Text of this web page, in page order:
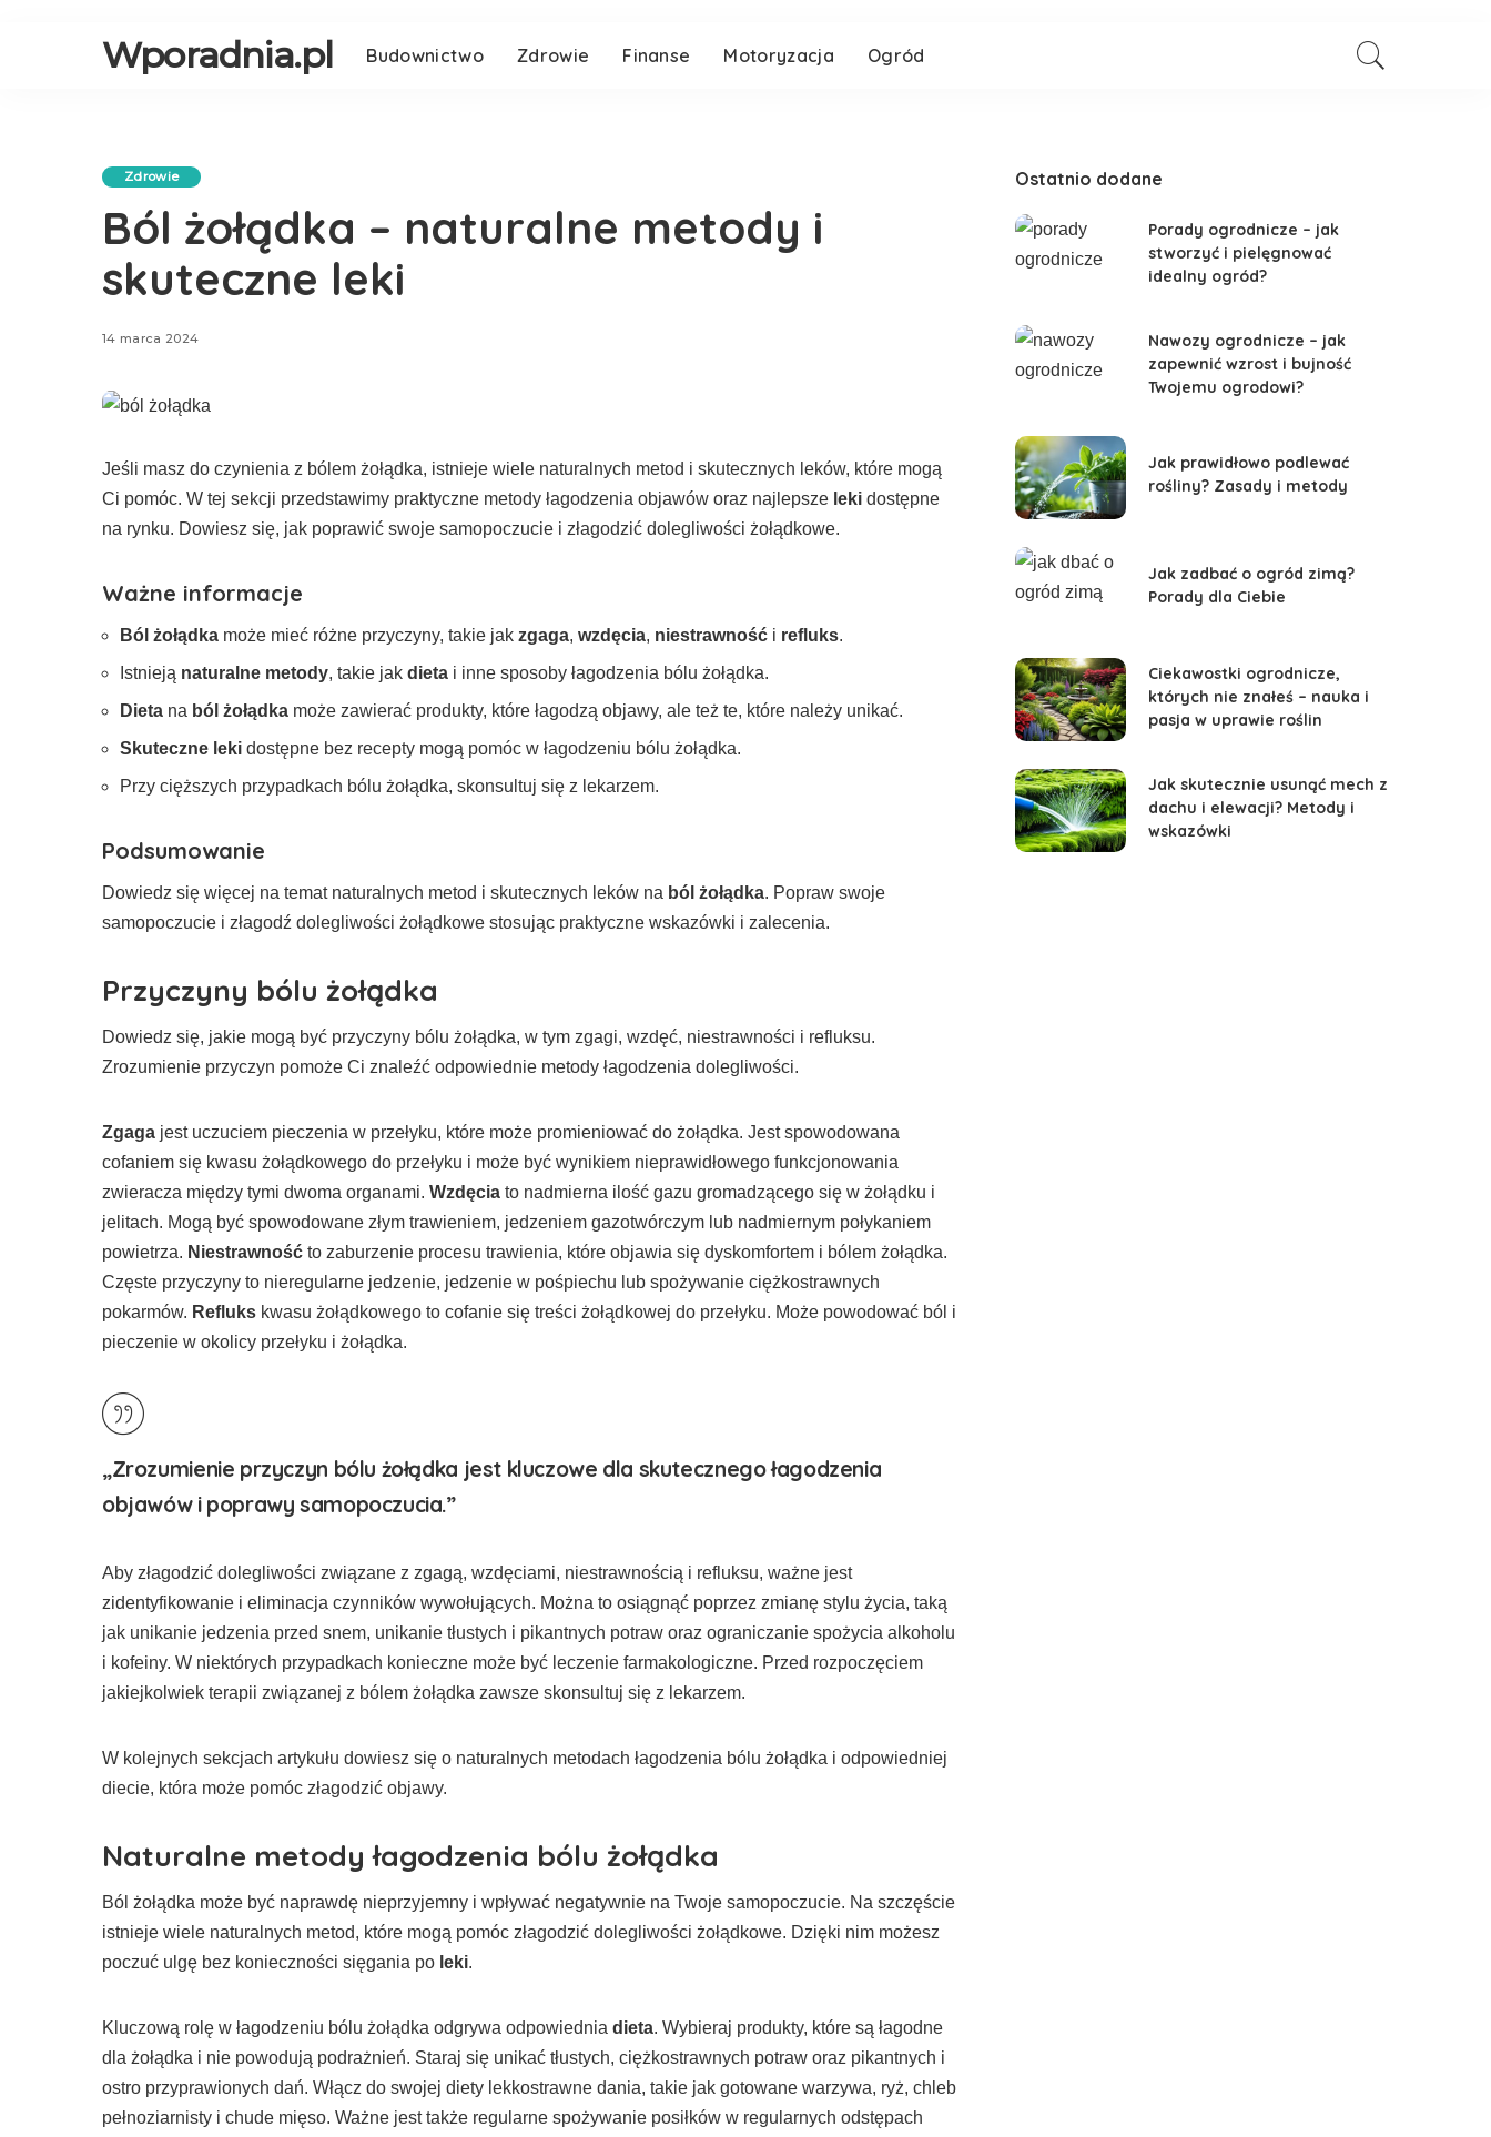
Wporadnia.pl Budownictwo Zdrowie Finanse Motoryzacja Ogród
Zdrowie
Ból żołądka – naturalne metody i
skuteczne leki
14 marca 2024
Jeśli masz do czynienia z bólem żołądka, istnieje wiele naturalnych metod i skutecznych leków, które mogą
Ci pomóc. W tej sekcji przedstawimy praktyczne metody łagodzenia objawów oraz najlepsze leki dostępne
na rynku. Dowiesz się, jak poprawić swoje samopoczucie i złagodzić dolegliwości żołądkowe.
Ważne informacje
Ból żołądka może mieć różne przyczyny, takie jak zgaga, wzdęcia, niestrawność i refluks.
Istnieją naturalne metody, takie jak dieta i inne sposoby łagodzenia bólu żołądka.
Dieta na ból żołądka może zawierać produkty, które łagodzą objawy, ale też te, które należy unikać.
Skuteczne leki dostępne bez recepty mogą pomóc w łagodzeniu bólu żołądka.
Przy cięższych przypadkach bólu żołądka, skonsultuj się z lekarzem.
Podsumowanie
Dowiedz się więcej na temat naturalnych metod i skutecznych leków na ból żołądka. Popraw swoje
samopoczucie i złagodź dolegliwości żołądkowe stosując praktyczne wskazówki i zalecenia.
Przyczyny bólu żołądka
Dowiedz się, jakie mogą być przyczyny bólu żołądka, w tym zgagi, wzdęć, niestrawności i refluksu.
Zrozumienie przyczyn pomoże Ci znaleźć odpowiednie metody łagodzenia dolegliwości.
Zgaga jest uczuciem pieczenia w przełyku, które może promieniować do żołądka. Jest spowodowana
cofaniem się kwasu żołądkowego do przełyku i może być wynikiem nieprawidłowego funkcjonowania
zwieracza między tymi dwoma organami. Wzdęcia to nadmierna ilość gazu gromadzącego się w żołądku i
jelitach. Mogą być spowodowane złym trawieniem, jedzeniem gazotwórczym lub nadmiernym połykaniem
powietrza. Niestrawność to zaburzenie procesu trawienia, które objawia się dyskomfortem i bólem żołądka.
Częste przyczyny to nieregularne jedzenie, jedzenie w pośpiechu lub spożywanie ciężkostrawnych
pokarmów. Refluks kwasu żołądkowego to cofanie się treści żołądkowej do przełyku. Może powodować ból i
pieczenie w okolicy przełyku i żołądka.
„Zrozumienie przyczyn bólu żołądka jest kluczowe dla skutecznego łagodzenia
objawów i poprawy samopoczucia.”
Aby złagodzić dolegliwości związane z zgagą, wzdęciami, niestrawnością i refluksu, ważne jest
zidentyfikowanie i eliminacja czynników wywołujących. Można to osiągnąć poprzez zmianę stylu życia, taką
jak unikanie jedzenia przed snem, unikanie tłustych i pikantnych potraw oraz ograniczanie spożycia alkoholu
i kofeiny. W niektórych przypadkach konieczne może być leczenie farmakologiczne. Przed rozpoczęciem
jakiejkolwiek terapii związanej z bólem żołądka zawsze skonsultuj się z lekarzem.
W kolejnych sekcjach artykułu dowiesz się o naturalnych metodach łagodzenia bólu żołądka i odpowiedniej
diecie, która może pomóc złagodzić objawy.
Naturalne metody łagodzenia bólu żołądka
Ból żołądka może być naprawdę nieprzyjemny i wpływać negatywnie na Twoje samopoczucie. Na szczęście
istnieje wiele naturalnych metod, które mogą pomóc złagodzić dolegliwości żołądkowe. Dzięki nim możesz
poczuć ulgę bez konieczności sięgania po leki.
Kluczową rolę w łagodzeniu bólu żołądka odgrywa odpowiednia dieta. Wybieraj produkty, które są łagodne
dla żołądka i nie powodują podrażnień. Staraj się unikać tłustych, ciężkostrawnych potraw oraz pikantnych i
ostro przyprawionych dań. Włącz do swojej diety lekkostrawne dania, takie jak gotowane warzywa, ryż, chleb
pełnoziarnisty i chude mięso. Ważne jest także regularne spożywanie posiłków w regularnych odstępach
Ostatnio dodane
Porady ogrodnicze – jak
stworzyć i pielęgnować
idealny ogród?
Nawozy ogrodnicze – jak
zapewnić wzrost i bujność
Twojemu ogrodowi?
Jak prawidłowo podlewać
rośliny? Zasady i metody
Jak zadbać o ogród zimą?
Porady dla Ciebie
Ciekawostki ogrodnicze,
których nie znałeś – nauka i
pasja w uprawie roślin
Jak skutecznie usunąć mech z
dachu i elewacji? Metody i
wskazówki